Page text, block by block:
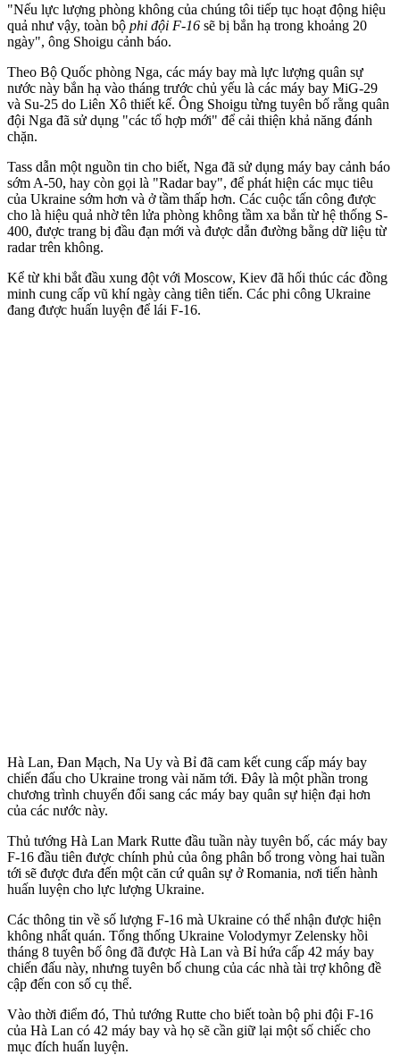
"Nếu lực lượng phòng không của chúng tôi tiếp tục hoạt động hiệu
quả như vậy, toàn bộ phi đội F-16 sẽ bị bắn hạ trong khoảng 20
ngày", ông Shoigu cảnh báo.
Theo Bộ Quốc phòng Nga, các máy bay mà lực lượng quân sự
nước này bắn hạ vào tháng trước chủ yếu là các máy bay MiG-29
và Su-25 do Liên Xô thiết kế. Ông Shoigu từng tuyên bố rằng quân
đội Nga đã sử dụng "các tổ hợp mới" để cải thiện khả năng đánh
chặn.
Tass dẫn một nguồn tin cho biết, Nga đã sử dụng máy bay cảnh báo
sớm A-50, hay còn gọi là "Radar bay", để phát hiện các mục tiêu
của Ukraine sớm hơn và ở tầm thấp hơn. Các cuộc tấn công được
cho là hiệu quả nhờ tên lửa phòng không tầm xa bắn từ hệ thống S-
400, được trang bị đầu đạn mới và được dẫn đường bằng dữ liệu từ
radar trên không.
Kể từ khi bắt đầu xung đột với Moscow, Kiev đã hối thúc các đồng
minh cung cấp vũ khí ngày càng tiên tiến. Các phi công Ukraine
đang được huấn luyện để lái F-16.
Hà Lan, Đan Mạch, Na Uy và Bỉ đã cam kết cung cấp máy bay
chiến đấu cho Ukraine trong vài năm tới. Đây là một phần trong
chương trình chuyển đổi sang các máy bay quân sự hiện đại hơn
của các nước này.
Thủ tướng Hà Lan Mark Rutte đầu tuần này tuyên bố, các máy bay
F-16 đầu tiên được chính phủ của ông phân bổ trong vòng hai tuần
tới sẽ được đưa đến một căn cứ quân sự ở Romania, nơi tiến hành
huấn luyện cho lực lượng Ukraine.
Các thông tin về số lượng F-16 mà Ukraine có thể nhận được hiện
không nhất quán. Tổng thống Ukraine Volodymyr Zelensky hồi
tháng 8 tuyên bố ông đã được Hà Lan và Bỉ hứa cấp 42 máy bay
chiến đấu này, nhưng tuyên bố chung của các nhà tài trợ không đề
cập đến con số cụ thể.
Vào thời điểm đó, Thủ tướng Rutte cho biết toàn bộ phi đội F-16
của Hà Lan có 42 máy bay và họ sẽ cần giữ lại một số chiếc cho
mục đích huấn luyện.